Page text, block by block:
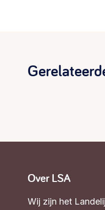
Over LSA
Wij zijn het